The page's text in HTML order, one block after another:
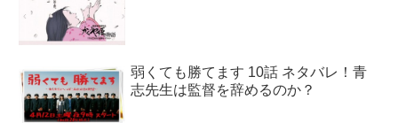
弱くても勝てます 10話 ネタバレ！青
志先生は監督を辞めるのか？